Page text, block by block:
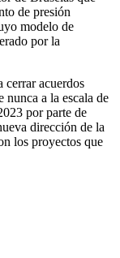
de presión
modelo de
por la
cerrar acuerdos
nunca a la escala de
por parte de
dirección de la
los proyectos que